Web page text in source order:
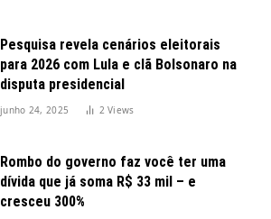
Pesquisa revela cenários eleitorais
para 2026 com Lula e clã Bolsonaro na
disputa presidencial
junho 24, 2025 2Views
Rombo do governo faz você ter uma
dívida que já soma R$ 33 mil – e
cresceu 300%